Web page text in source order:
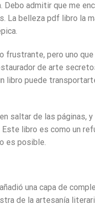
admitir que me
La belleza pdf libro la
frustrante, pero uno
de arte
libro puede
saltar de las páginas,
libro es como un
es posible.
una capa de
de la artesanía